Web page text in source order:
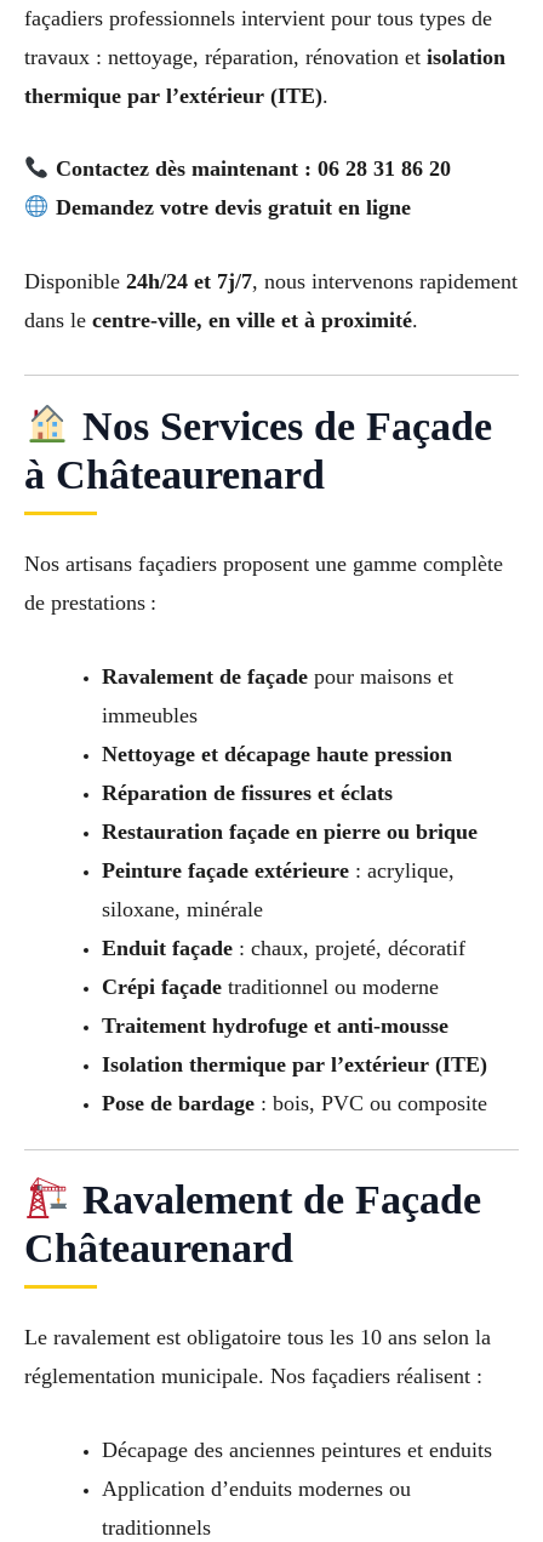
façadiers professionnels intervient pour tous types de
travaux : nettoyage, réparation, rénovation et isolation
thermique par l’extérieur (ITE).
Contactez dès maintenant : 06 28 31 86 20
Demandez votre devis gratuit en ligne
Disponible 24h/24 et 7j/7, nous intervenons rapidement
dans le centre-ville, en ville et à proximité.
Nos Services de Façade
à Châteaurenard
Nos artisans façadiers proposent une gamme complète
de prestations :
Ravalement de façadepour maisons et
immeubles
Nettoyage et décapage haute pression
Réparation de fissures et éclats
Restauration façade en pierre ou brique
Peinture façade extérieure: acrylique,
siloxane, minérale
Enduit façade: chaux, projeté, décoratif
Crépi façadetraditionnel ou moderne
Traitement hydrofuge et anti-mousse
Isolation thermique par l’extérieur (ITE)
Pose de bardage: bois, PVC ou composite
Ravalement de Façade
Châteaurenard
Le ravalement est obligatoire tous les 10 ans selon la
réglementation municipale. Nos façadiers réalisent :
Décapage des anciennes peintures et enduits
Application d’enduits modernes ou
traditionnels